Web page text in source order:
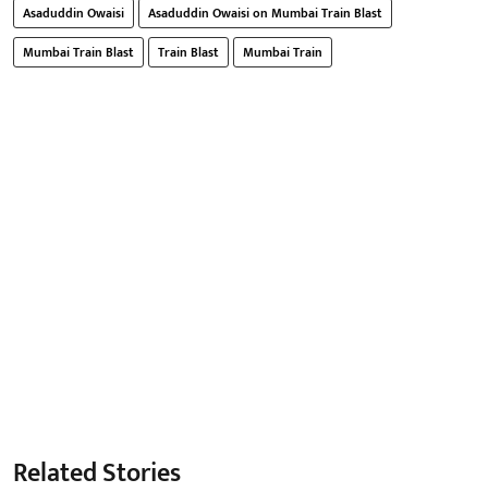
Asaduddin Owaisi
Asaduddin Owaisi on Mumbai Train Blast
Mumbai Train Blast
Train Blast Mumbai Train
Related Stories